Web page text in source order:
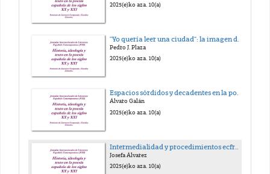
2025(e)ko aza. 10(a)
Pedro J. Plaza
2025(e)ko aza. 10(a)
Espacios sórdidos y decadentes en la poesía de Antonio Jiménez Millán
Álvaro Galán
2025(e)ko aza. 10(a)
Josefa Álvarez
2025(e)ko aza. 10(a)